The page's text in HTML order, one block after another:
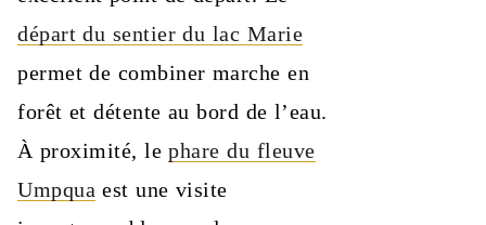
départ du sentier du lac Marie
permet de combiner marche en
forêt et détente au bord de l’eau.
À proximité, lephare du fleuve
Umpqua est une visite